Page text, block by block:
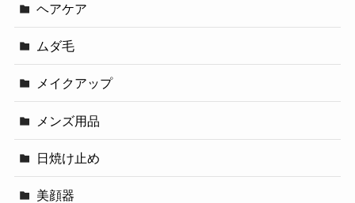
ヘアケア
ムダ毛
メイクアップ
メンズ用品
日焼け止め
美顔器